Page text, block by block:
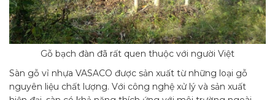
Gỗ bạch đàn đã rất quen thuộc với người Việt
Sàn gỗ vỉ nhựa VASACO được sản xuất từ những loại gỗ
nguyên liệu chất lượng. Với công nghệ xử lý và sản xuất